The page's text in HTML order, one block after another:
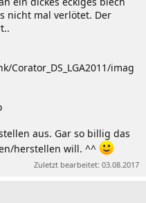
nicht mal verlötet. Der
imag
aus. Gar so billig das
herstellen will. ^^
Zuletzt bearbeitet: 03.08.2017